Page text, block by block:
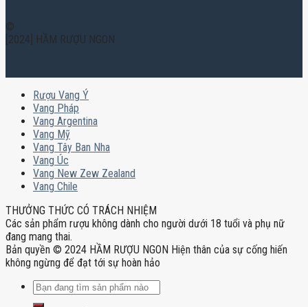
©
[2024] HẦM RƯỢU NGON
Rượu Vang Ý
Vang Pháp
Vang Argentina
Vang Mỹ
Vang Tây Ban Nha
Vang Úc
Vang New Zew Zealand
Vang Chile
THƯỞNG THỨC CÓ TRÁCH NHIỆM
Các sản phẩm rượu không dành cho người dưới 18 tuổi và phụ nữ
đang mang thai.
Bản quyền © 2024 HẦM RƯỢU NGON Hiện thân của sự cống hiến
không ngừng để đạt tới sự hoàn hảo
Tìm
kiếm: